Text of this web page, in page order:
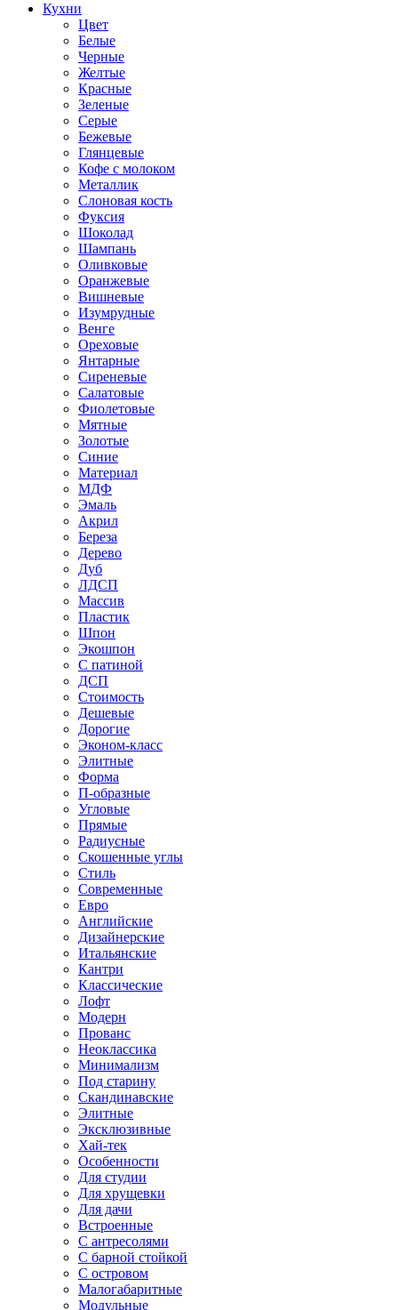
Кухни
Цвет
Белые
Черные
Желтые
Красные
Зеленые
Серые
Бежевые
Глянцевые
Кофе с молоком
Металлик
Слоновая кость
Фуксия
Шоколад
Шампань
Оливковые
Оранжевые
Вишневые
Изумрудные
Венге
Ореховые
Янтарные
Сиреневые
Салатовые
Фиолетовые
Мятные
Золотые
Синие
Материал
МДФ
Эмаль
Акрил
Береза
Дерево
Дуб
ЛДСП
Массив
Пластик
Шпон
Экошпон
С патиной
ДСП
Стоимость
Дешевые
Дорогие
Эконом-класс
Элитные
Форма
П-образные
Угловые
Прямые
Радиусные
Скошенные углы
Стиль
Современные
Евро
Английские
Дизайнерские
Итальянские
Кантри
Классические
Лофт
Модерн
Прованс
Неоклассика
Минимализм
Под старину
Скандинавские
Элитные
Эксклюзивные
Хай-тек
Особенности
Для студии
Для хрущевки
Для дачи
Встроенные
С антресолями
С барной стойкой
С островом
Малогабаритные
Модульные